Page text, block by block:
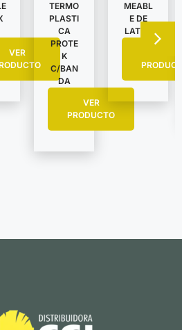
VER
TERMO
PLASTI
CA
PROTE
K
C/BAN
DA
VER
PRODUCTO
MEABL
E DE
LATEX